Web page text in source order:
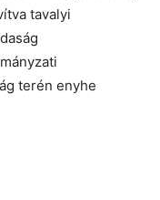
tavalyi
terén enyhe